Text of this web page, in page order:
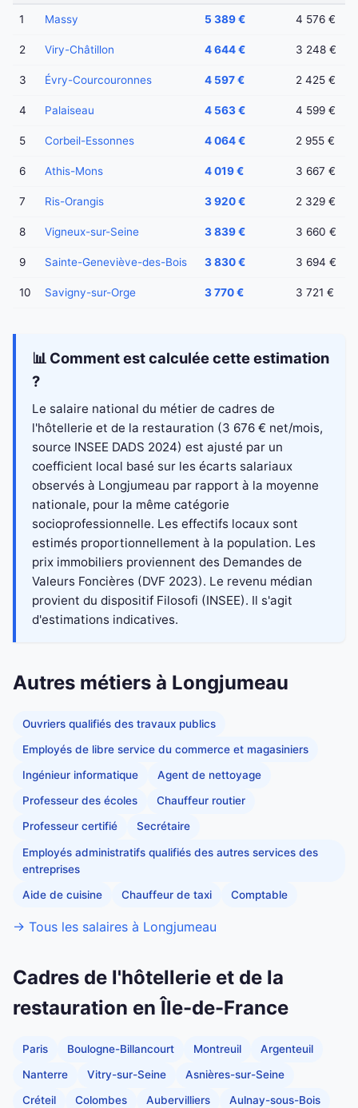
1 Massy 5 389 € 4 576 €
2 Viry-Châtillon 4 644 € 3 248 €
3 Évry-Courcouronnes 4 597 € 2 425 €
4 Palaiseau 4 563 € 4 599 €
5 Corbeil-Essonnes 4 064 € 2 955 €
6 Athis-Mons 4 019 € 3 667 €
7 Ris-Orangis 3 920 € 2 329 €
8 Vigneux-sur-Seine 3 839 € 3 660 €
9 Sainte-Geneviève-des-Bois 3 830 € 3 694 €
10 Savigny-sur-Orge 3 770 € 3 721 €
📊 Comment est calculée cette estimation
?
Le salaire national du métier de cadres de
l'hôtellerie et de la restauration (3 676 € net/mois,
source INSEE DADS 2024) est ajusté par un
coefficient local basé sur les écarts salariaux
observés à Longjumeau par rapport à la moyenne
nationale, pour la même catégorie
socioprofessionnelle. Les effectifs locaux sont
estimés proportionnellement à la population. Les
prix immobiliers proviennent des Demandes de
Valeurs Foncières (DVF 2023). Le revenu médian
provient du dispositif Filosofi (INSEE). Il s'agit
d'estimations indicatives.
Autres métiers à Longjumeau
Ouvriers qualifiés des travaux publics
Employés de libre service du commerce et magasiniers
Ingénieur informatique Agent de nettoyage
Professeur des écoles Chauffeur routier
Professeur certifié Secrétaire
Employés administratifs qualifiés des autres services des
entreprises
Aide de cuisine Chauffeur de taxi Comptable
→ Tous les salaires à Longjumeau
Cadres de l'hôtellerie et de la
restauration en Île-de-France
Paris Boulogne-Billancourt Montreuil Argenteuil
Nanterre Vitry-sur-Seine Asnières-sur-Seine
Créteil Colombes Aubervilliers Aulnay-sous-Bois